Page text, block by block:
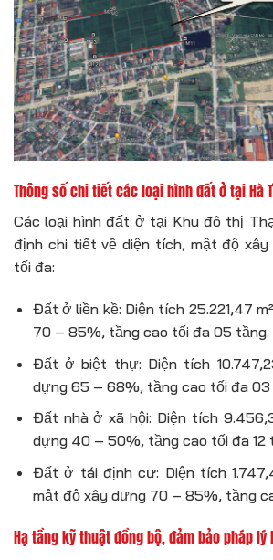
Thông số chi tiết các loại hình đất ở tại Hà
Các loại hình đất ở tại Khu đô thị
định chi tiết về diện tích, mật độ
tối đa:
Đất ở liền kề: Diện tích 25.221,47
70 – 85%, tầng cao tối đa 05 tầng.
Đất ở biệt thự: Diện tích
dựng 65 – 68%, tầng cao tối đa 03
Đất nhà ở xã hội: Diện tích
dựng 40 – 50%, tầng cao tối đa 12
Đất ở tái định cư: Diện tích
mật độ xây dựng 70 – 85%, tầng
Hạ tầng kỹ thuật đồng bộ, đảm bảo pháp lý